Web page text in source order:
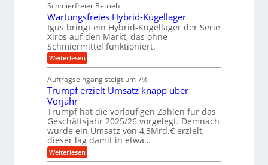
n
g
u
n
g
e
n
d
M
a
s
c
h
i
n
n
b
u
g
k
r
e
i
s
l
a
u
f
g
e
l
s
c
h
i
e
e
n
ü
h
r
u
n
g
e
Schmierfreier Betrieb
Wartungsfreies Hybrid-Kugellager
Igus bringt ein Hybrid-Kugellager der Serie
Xiros auf den Markt, das ohne
Schmiermittel funktioniert.
Weiterlesen:
W
r
t
g
s
f
r
e
i
Auftragseingang steigt um 7%
Trumpf erzielt Umsatz knapp über
Vorjahr
Trumpf hat die vorläufigen Zahlen für das
Geschäftsjahr 2025/26 vorgelegt. Demnach
wurde ein Umsatz von 4,3Mrd.€ erzielt,
dieser lag damit in etwa…
Weiterlesen:
T